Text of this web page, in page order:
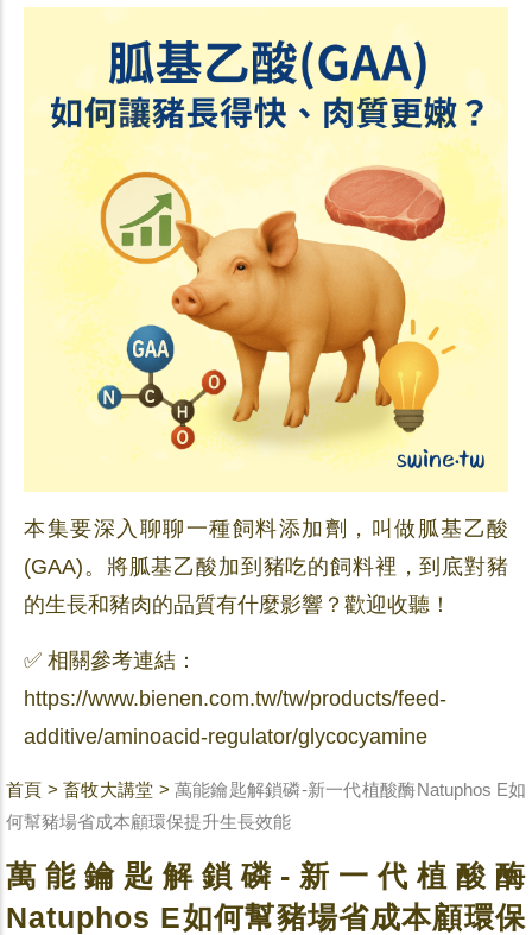
本集要深入聊聊一種飼料添加劑，叫做胍基乙酸
(GAA)。將胍基乙酸加到豬吃的飼料裡，到底對豬
的生長和豬肉的品質有什麼影響？歡迎收聽！
✅ 相關參考連結：
https://www.bienen.com.tw/tw/products/feed-
additive/aminoacid-regulator/glycocyamine
首頁 >畜牧大講堂 > 萬能鑰匙解鎖磷-新一代植酸酶Natuphos E如
何幫豬場省成本顧環保提升生長效能
萬能鑰匙解鎖磷-新一代植酸酶
Natuphos E如何幫豬場省成本顧環保